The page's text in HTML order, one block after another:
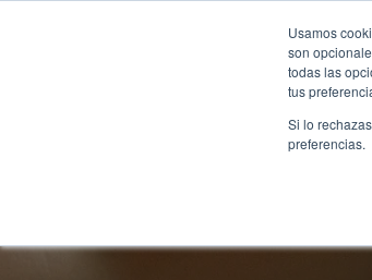
Usamos
son
todas las
tus
Si lo
preferencias.
Usados Renting ColombiaRenting